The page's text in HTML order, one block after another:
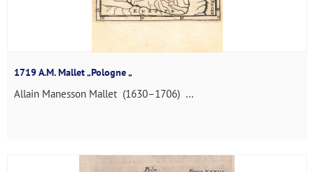
1719 A.M. Mallet „Pologne „
Allain Manesson Mallet (1630–1706) ...